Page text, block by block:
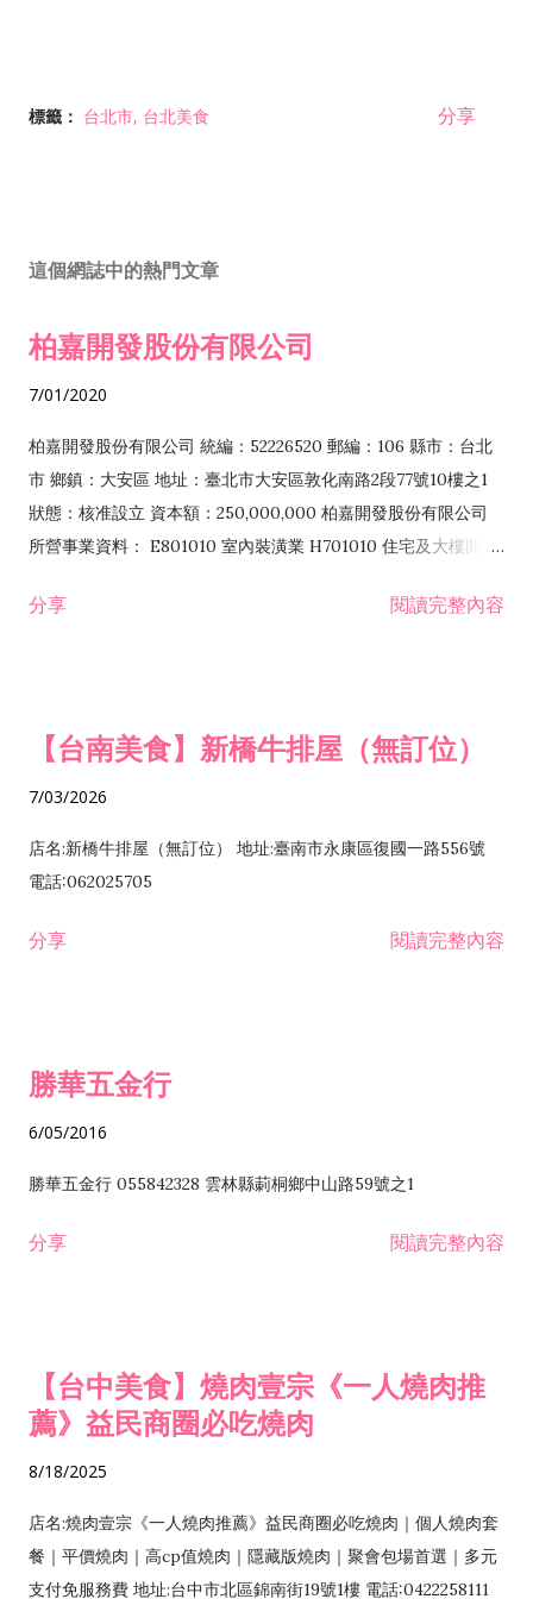
標籤： 台北市 台北美食 分享
這個網誌中的熱門文章
柏嘉開發股份有限公司
7/01/2020
柏嘉開發股份有限公司 統編：52226520 郵編：106 縣市：台北
市 鄉鎮：大安區 地址：臺北市大安區敦化南路2段77號10樓之1
狀態：核准設立 資本額：250,000,000 柏嘉開發股份有限公司
所營事業資料： E801010 室內裝潢業 H701010 住宅及大樓開發
發業 H703090 不動產買賣業 H703100 不動產租賃業 I503010
分享 閱讀完整內容
【台南美食】新橋牛排屋（無訂位）
7/03/2026
店名:新橋牛排屋（無訂位） 地址:臺南市永康區復國一路556號
電話:062025705
分享 閱讀完整內容
勝華五金行
6/05/2016
勝華五金行 055842328 雲林縣莿桐鄉中山路59號之1
分享 閱讀完整內容
【台中美食】燒肉壹宗《一人燒肉推
薦》益民商圈必吃燒肉
8/18/2025
店名:燒肉壹宗《一人燒肉推薦》益民商圈必吃燒肉｜個人燒肉套
餐｜平價燒肉｜高cp值燒肉｜隱藏版燒肉｜聚會包場首選｜多元
支付免服務費 地址:台中市北區錦南街19號1樓 電話:0422258111